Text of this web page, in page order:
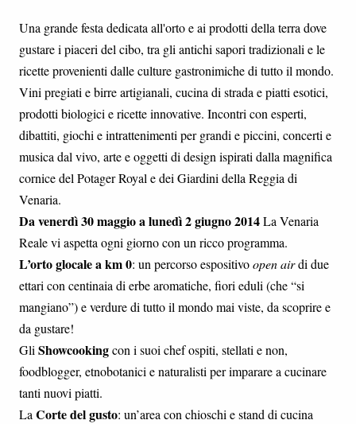
Una grande festa dedicata all'orto e ai prodotti della terra dove
gustare i piaceri del cibo, tra gli antichi sapori tradizionali e le
ricette provenienti dalle culture gastronimiche di tutto il mondo.
Vini pregiati e birre artigianali, cucina di strada e piatti esotici,
prodotti biologici e ricette innovative. Incontri con esperti,
dibattiti, giochi e intrattenimenti per grandi e piccini, concerti e
musica dal vivo, arte e oggetti di design ispirati dalla magnifica
cornice del Potager Royal e dei Giardini della Reggia di
Venaria.
Da venerdì 30 maggio a lunedì 2 giugno 2014La Venaria
Reale vi aspetta ogni giorno con un ricco programma.
L’orto glocale a km 0: un percorso espositivoopen airdi due
ettari con centinaia di erbe aromatiche, fiori eduli (che “si
mangiano”) e verdure di tutto il mondo mai viste, da scoprire e
da gustare!
Gli Showcookingcon i suoi chef ospiti, stellati e non,
foodblogger, etnobotanici e naturalisti per imparare a cucinare
tanti nuovi piatti.
La Corte del gusto: un’area con chioschi e stand di cucina